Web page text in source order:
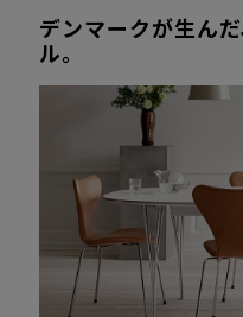
デンマークが生ん
ル。